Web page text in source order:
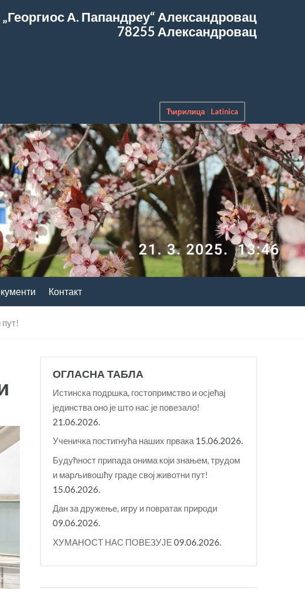
А. Папандреу“ Александровац
78255 Александровац
Ћирилица| Latinica
Контакт
ОГЛАСНА ТАБЛА
Истинска подршка, гостопримство и осјећај
јединства оно је што нас је повезало!
21.06.2026.
Ученичка постигнућа наших првака 15.06.2026.
Будућност припада онима који знањем, трудом
и марљивошћу граде свој животни пут!
15.06.2026.
Дан за дружење, игру и повратак природи
09.06.2026.
ХУМАНОСТ НАС ПОВЕЗУЈЕ 09.06.2026.